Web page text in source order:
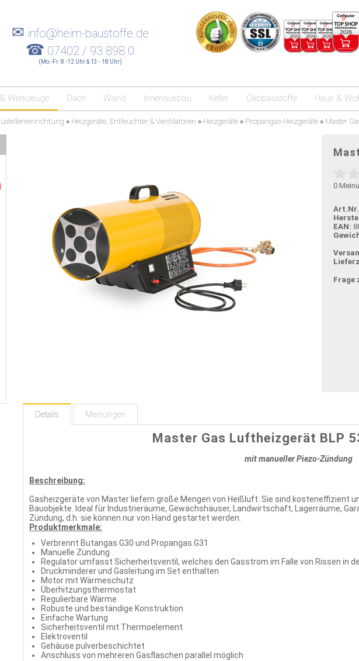
✉ info@heim-baustoffe.de
☎ 07402 / 93 898 0
(Mo.-Fr. 8 -12 Uhr & 13 - 18 Uhr)
Werkzeuge Dach Wand Innenausbau Keller Ökobaustoffe Haus &
» Heizgeräte, Entfeuchter & Ventilatoren » Heizgeräte » Propangas-Heizgeräte » Master
0
EAN:
Frage
Details Meinungen
Master Gas Luftheizgerät BLP
mit manueller Piezo-Zündung
Beschreibung:
Gasheizgeräte von Master liefern große Mengen von Heißluft. Sie sind kosteneffizient
Bauobjekte. Ideal für Industrieräume, Gewächshäuser, Landwirtschaft, Lagerräume,
Zündung, d.h. sie können nur von Hand gestartet werden.
Produktmerkmale:
Verbrennt Butangas G30 und Propangas G31
Manuelle Zündung
Regulator umfasst Sicherheitsventil, welches den Gasstrom im Falle von Rissen in
Druckminderer und Gasleitung im Set enthalten
Motor mit Wärmeschutz
Überhitzungsthermostat
Regulierbare Wärme
Robuste und beständige Konstruktion
Einfache Wartung
Sicherheitsventil mit Thermoelement
Elektroventil
Gehäuse pulverbeschichtet
Anschluss von mehreren Gasflaschen parallel möglich